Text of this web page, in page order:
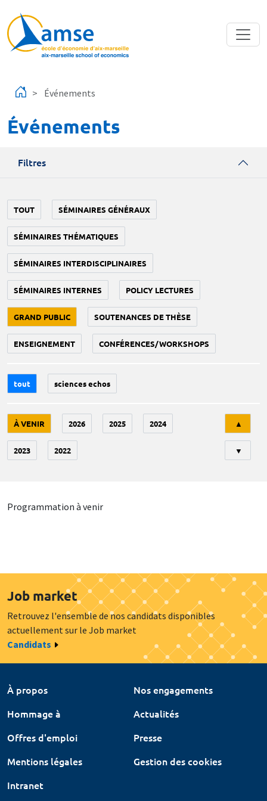
Événements
Événements
Filtres
TOUT SÉMINAIRES GÉNÉRAUX
SÉMINAIRES THÉMATIQUES
SÉMINAIRES INTERDISCIPLINAIRES
SÉMINAIRES INTERNES POLICY LECTURES
GRAND PUBLIC SOUTENANCES DE THÈSE
ENSEIGNEMENT CONFÉRENCES/WORKSHOPS
tout sciences echos
À VENIR 2026 2025 2024
2023 2022
▲
▼
Programmation à venir
Job market
Retrouvez l'ensemble de nos candidats disponibles
actuellement sur le Job market
Candidats
À propos
Nos engagements
Hommage à
Actualités
Offres d'emploi
Presse
Mentions légales
Gestion des cookies
Intranet